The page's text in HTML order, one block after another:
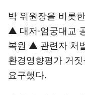
박 위원장을 비롯
▲ 대저·엄궁대교
복원 ▲ 관련자 처
환경영향평가 거
요구했다.